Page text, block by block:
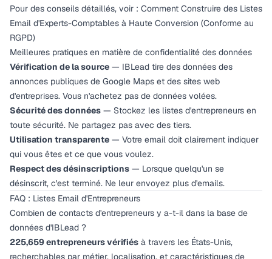
Pour des conseils détaillés, voir : Comment Construire des Listes
Email d'Experts-Comptables à Haute Conversion (Conforme au
RGPD)
Meilleures pratiques en matière de confidentialité des données
Vérification de la source — IBLead tire des données des
annonces publiques de Google Maps et des sites web
d'entreprises. Vous n'achetez pas de données volées.
Sécurité des données — Stockez les listes d'entrepreneurs en
toute sécurité. Ne partagez pas avec des tiers.
Utilisation transparente — Votre email doit clairement indiquer
qui vous êtes et ce que vous voulez.
Respect des désinscriptions — Lorsque quelqu'un se
désinscrit, c'est terminé. Ne leur envoyez plus d'emails.
FAQ : Listes Email d'Entrepreneurs
Combien de contacts d'entrepreneurs y a-t-il dans la base de
données d'IBLead ?
225,659 entrepreneurs vérifiés à travers les États-Unis,
recherchables par métier, localisation, et caractéristiques de